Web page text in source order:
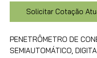
Solicitar Cotação
PENETRÔMETRO DE
SEMIAUTOMÁTICO,